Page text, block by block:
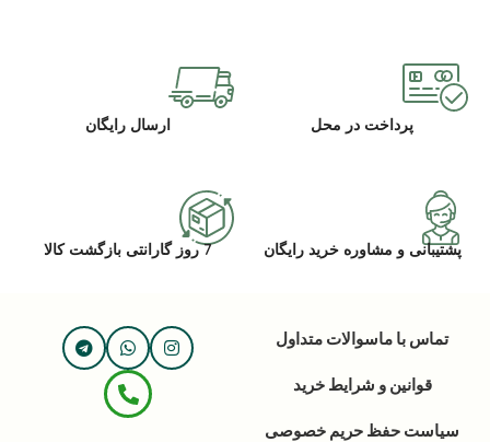
پرداخت در محل ارسال رایگان
پشتیبانی و مشاوره خرید رایگان 7 روز گارانتی بازگشت کالا
تماس با ماسوالات متداول
قوانین و شرایط خرید
سیاست حفظ حریم خصوصی